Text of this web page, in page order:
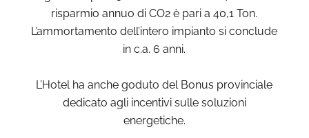
risparmio annuo di CO2 è pari a 40,1 Ton.
L’ammortamento dell’intero impianto si conclude
in c.a. 6 anni.
L’Hotel ha anche goduto del Bonus provinciale
dedicato agli incentivi sulle soluzioni
energetiche.